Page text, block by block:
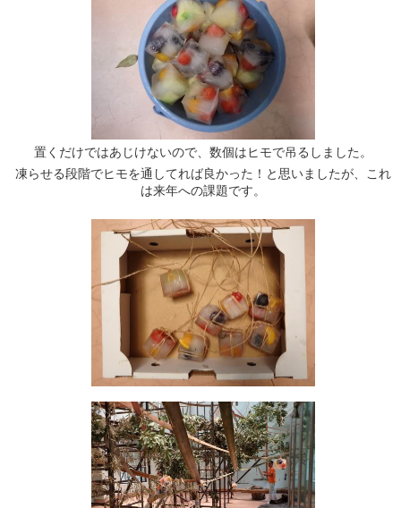
置くだけではあじけないので、数個はヒモで吊るしました。
凍らせる段階でヒモを通してれば良かった！と思いましたが、これ
は来年への課題です。